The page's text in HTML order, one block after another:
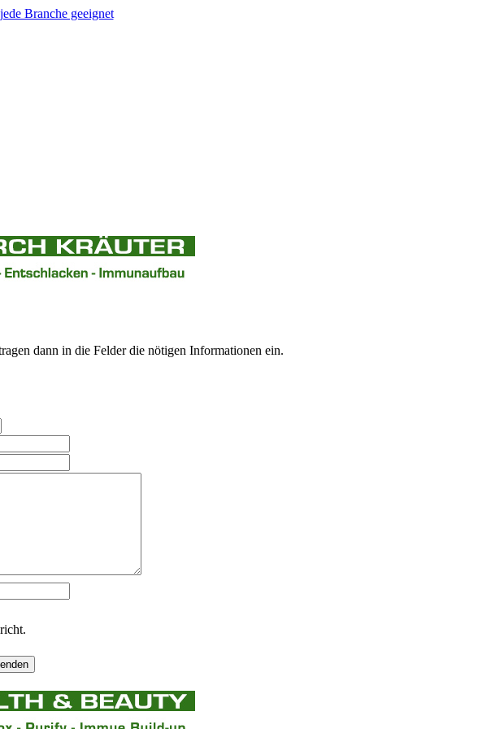
dann in die Felder die nötigen Informationen ein.